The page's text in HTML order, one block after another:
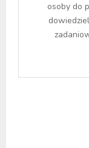
osoby do